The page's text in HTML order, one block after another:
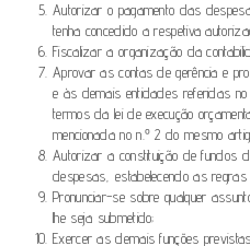
Autorizar o pagamento das
tenha concedido a respetiva
Fiscalizar a organização da
Aprovar as contas de gerência e
e às demais entidades referidas no
termos da lei de execução
mencionada no n.º 2 do mesmo
Autorizar a constituição de fundos
despesas, estabelecendo as regras
Pronunciar-se sobre qualquer
lhe seja submetido;
Exercer as demais funções